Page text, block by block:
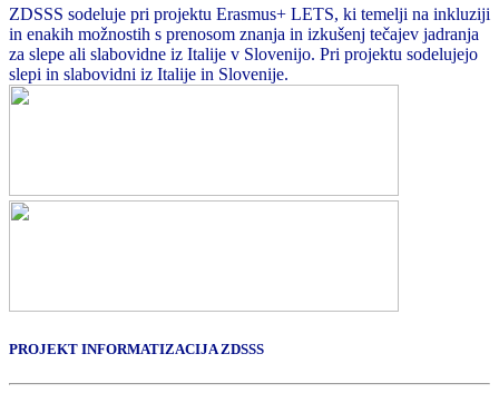
ZDSSS sodeluje pri projektu Erasmus+ LETS, ki temelji na inkluziji
in enakih možnostih s prenosom znanja in izkušenj tečajev jadranja
za slepe ali slabovidne iz Italije v Slovenijo. Pri projektu sodelujejo
slepi in slabovidni iz Italije in Slovenije.
PROJEKT INFORMATIZACIJA ZDSSS